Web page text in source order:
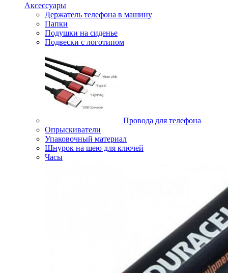
Аксессуары
Держатель телефона в машину
Папки
Подушки на сиденье
Подвески с логотипом
Провода для телефона
Опрыскиватели
Упаковочный материал
Шнурок на шею для ключей
Часы